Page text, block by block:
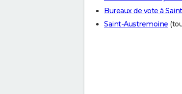
Bureaux de vote à
Saint-Austremoine